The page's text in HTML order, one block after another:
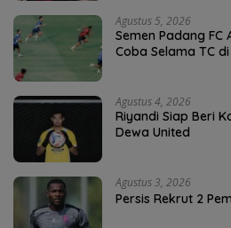
Agustus 5, 2026
Semen Padang FC
Coba Selama TC
Agustus 4, 2026
Riyandi Siap Beri
Dewa United
Agustus 3, 2026
Persis Rekrut 2